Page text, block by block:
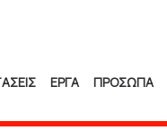
ΕΡΓΑ ΠΡΟΣΩΠΑ